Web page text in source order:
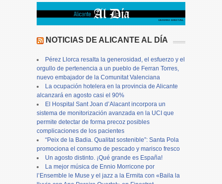
NOTICIAS DE ALICANTE AL DÍA
Pérez Llorca resalta la generosidad, el esfuerzo y el
orgullo de pertenencia a un pueblo de Ferran Torres,
nuevo embajador de la Comunitat Valenciana
La ocupación hotelera en la provincia de Alicante
alcanzará en agosto casi el 90%
El Hospital Sant Joan d’Alacant incorpora un
sistema de monitorización avanzada en la UCI que
permite detectar de forma precoz posibles
complicaciones de los pacientes
“Peix de la Badia. Qualitat sostenible”: Santa Pola
promociona el consumo de pescado y marisco fresco
Un agosto distinto. ¡Qué grande es España!
La mejor música de Ennio Morricone por
l’Ensemble le Muse y el jazz a la Ermita con «Baila la